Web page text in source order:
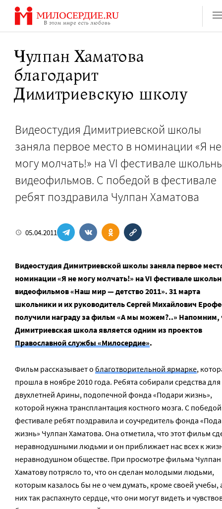
Перейти
содержанию
Чулпан Хаматова
благодарит
Димитриевскую школу
Видеостудия Димитриевской школы
заняла первое место в номинации «Я не
могу молчать!» на VI фестивале
видеофильмов. С победой в фестивале
ребят поздравила Чулпан Хаматова
05.04.2011
Видеостудия Димитриевской школы заняла первое
номинации «Я не могу молчать!» на VI фестивале
видеофильмов «Наш мир — детство 2011». 31 марта
школьники и их руководитель Сергей Михайлович
получили награду за фильм «А мы можем?..» Напомним,
Димитриевская школа является одним из проектов
Православной службы «Милосердие».
Фильм рассказывает о благотворительной ярмарке,
прошла в ноябре 2010 года. Ребята собирали средства для
двухлетней Арины, подопечной фонда «Подари жизнь»,
которой нужна трансплантация костного мозга. С
фестивале ребят поздравила и соучредитель фонда
жизнь» Чулпан Хаматова. Она отметила, что этот фильм
неравнодушными людьми и он приближает нас всех к
неравнодушном обществе. При просмотре фильма Чулпан
Хаматову потрясло то, что он сделан молодыми людьми,
которым казалось бы не о чем думать, кроме своей учебы,
них так распахнуто сердце, что они могут видеть и